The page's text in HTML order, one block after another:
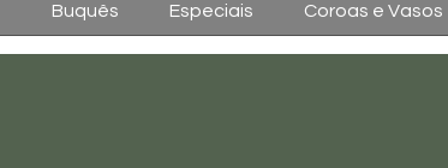
Buquês Especiais Coroas e Vasos